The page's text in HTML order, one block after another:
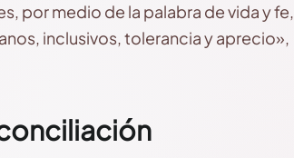
por medio de la palabra de vida y fe,
inclusivos, tolerancia y aprecio»,